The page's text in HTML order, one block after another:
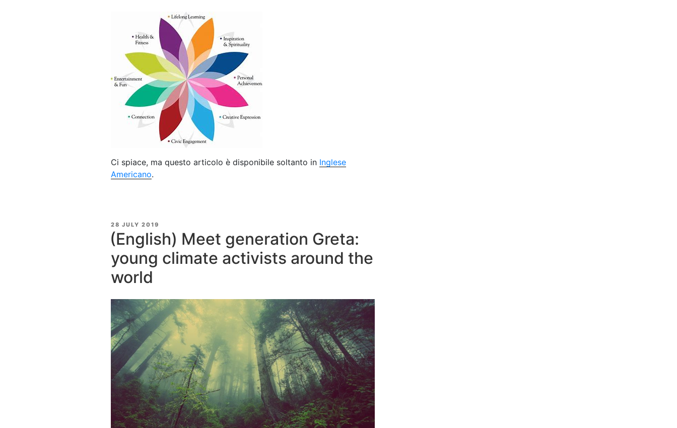
Ci spiace, ma questo articolo è disponibile soltanto in Inglese
Americano.
POSTED
ON
28 JULY 2019
(English) Meet generation Greta:
young climate activists around the
world